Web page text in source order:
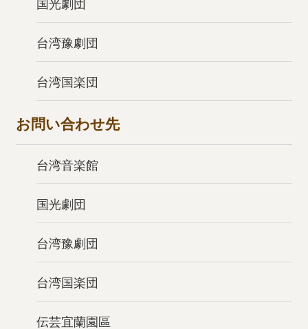
国光劇団
台湾豫劇団
台湾国楽団
お問い合わせ先
台湾音楽館
国光劇団
台湾豫劇団
台湾国楽団
伝芸宜蘭園區